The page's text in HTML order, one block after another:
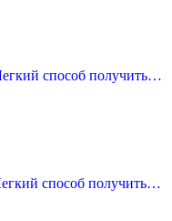
способ получить…
способ получить…